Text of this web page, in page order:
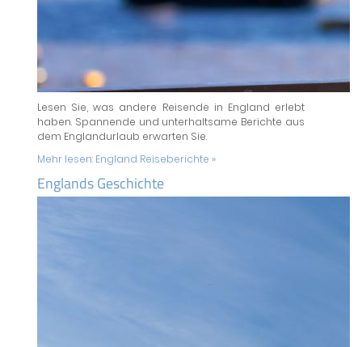
Lesen Sie, was andere Reisende in England erlebt
haben. Spannende und unterhaltsame Berichte aus
dem Englandurlaub erwarten Sie.
Mehr lesen: England Reiseberichte »
Englands Geschichte